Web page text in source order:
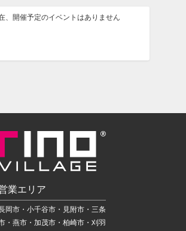
、開催予定のイベントはありません
業エリア
岡市・小千谷市・見附市・三条
・燕市・加茂市・柏崎市・刈羽